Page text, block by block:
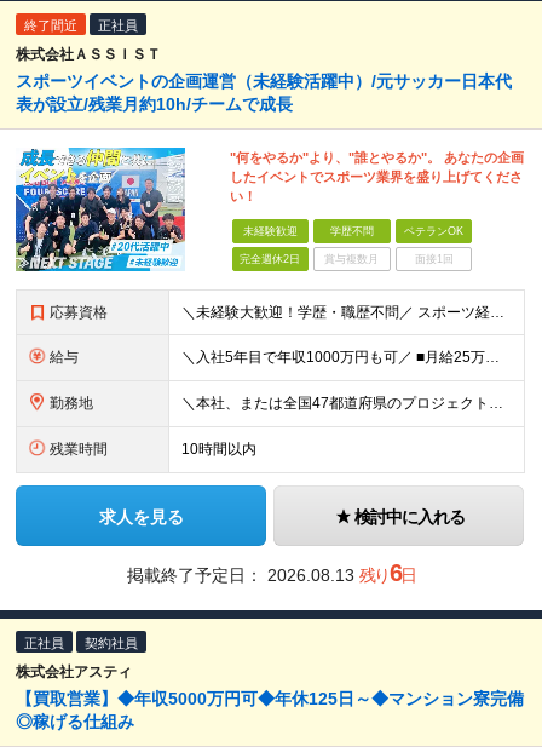
終了間近 正社員
株式会社ＡＳＳＩＳＴ
スポーツイベントの企画運営（未経験活躍中）/元サッカー日本代
表が設立/残業月約10h/チームで成長
"何をやるか"より、"誰とやるか"。 あなたの企画
したイベントでスポーツ業界を盛り上げてくださ
い！
未経験歓迎 学歴不問 ベテランOK
完全週休2日 賞与複数月 面接1回
応募資格 ＼未経験大歓迎！学歴・職歴不問／ スポーツ経験も不問！人柄重視の採用で「やってみたい」を全力応援！ ■意欲・人柄重視の採用です！ □スポーツ経験も問いません♪ ■入社時に必要なスキル・経験は一切あ
給与 ＼入社5年目で年収1000万円も可／ ■月給25万円～70万円＋賞与＋残業代全額支給 ※経験・能力などを考慮の上、決定いたします。 ※残業代は別途全額支給いたします。 ※試用期間は6ヶ月です。その間
勤務地 ＼本社、または全国47都道府県のプロジェクト先／ ◎希望に合わせた勤務地でご活躍いただけます！ ◎引っ越しを伴う転勤はございません。 【本社】 東京都中央区銀座1-7-16 コミット銀座ビル4F
残業時間 10時間以内
求人を見る 検討中に入れる
掲載終了予定日： 2026.08.13 残り6日
正社員 契約社員
株式会社アスティ
【買取営業】◆年収5000万円可◆年休125日～◆マンション寮完備
◎稼げる仕組み